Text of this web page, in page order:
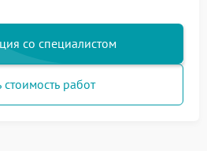
со специалистом
стоимость работ